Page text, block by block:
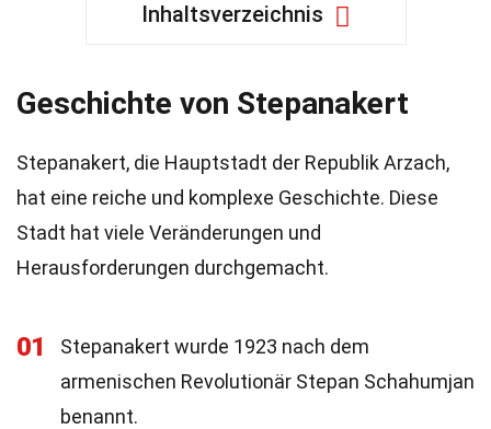
Inhaltsverzeichnis
Geschichte von Stepanakert
Stepanakert, die Hauptstadt der Republik Arzach,
hat eine reiche und komplexe Geschichte. Diese
Stadt hat viele Veränderungen und
Herausforderungen durchgemacht.
01
Stepanakert wurde 1923 nach dem
armenischen Revolutionär Stepan Schahumjan
benannt.